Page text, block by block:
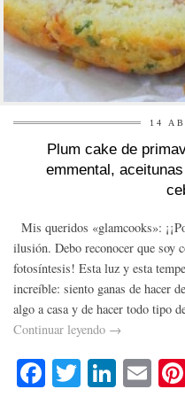
14
Plum cake de
emmental,
Mis queridos «glamcooks»:
ilusión. Debo reconocer que soy
fotosíntesis! Esta luz y esta
increíble: siento ganas de hacer
algo a casa y de hacer todo tipo
Continuar leyendo →
Fa T Li E